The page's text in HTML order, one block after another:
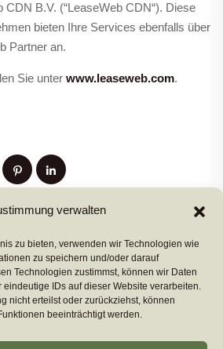
verwalten
zu bieten, verwenden wir Technologien wie
zu speichern und/oder darauf
Technologien zustimmst, können wir Daten
IDs auf dieser Website verarbeiten.
nicht erteilst oder zurückziehst, können
beeinträchtigt werden.
CDN B.V. (“LeaseWeb CDN“). Diese
bieten Ihre Services ebenfalls über
Partner an.
Sie unter www.leaseweb.com.
PREVIUS POST
NEXT POST